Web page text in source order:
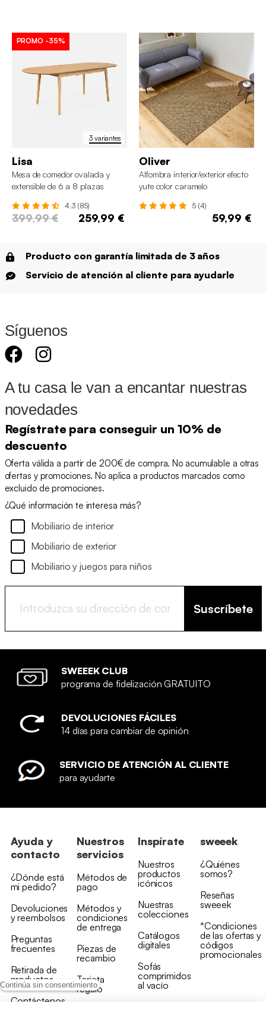
Continúa sin consentimiento
3 variantes
PROMO -35%
Lisa
Mesa de comedor ovalada y
extensible de 6 a 8 plazas
4.3 (85)
399,99 € 259,99 €
Oliver
Alfombra interior/exterior efecto
yute color caramelo
5 (4)
59,99 €
Producto con garantía limitada de 3 años
Servicio de atención al cliente para ayudarle
Síguenos
A tu casa le van a encantar nuestras
novedades
Regístrate para conseguir un 10% de
descuento
Oferta válida a partir de 200€ de compra. No acumulable a otras
ofertas y promociones. No aplica a productos marcados como
excluido de promociones.
¿Qué información te interesa más?
Mobiliario de interior
Mobiliario de exterior
Mobiliario y juegos para niños
Suscríbete
SWEEEK CLUB
programa de fidelización GRATUITO
DEVOLUCIONES FÁCILES
14 días para cambiar de opinión
SERVICIO DE ATENCIÓN AL CLIENTE
para ayudarte
Ayuda y
contacto
¿Dónde está
mi pedido?
Devoluciones
y reembolsos
Preguntas
frecuentes
Retirada de
productos
Contáctenos
Nuestros
servicios
Métodos de
pago
Métodos y
condiciones
de entrega
Piezas de
recambio
Tarjeta
regalo
Inspírate
Nuestros
productos
icónicos
Nuestras
colecciones
Catálogos
digitales
Sofás
comprimidos
al vacío
sweeek
¿Quiénes
somos?
Reseñas
sweeek
*Condiciones
de las ofertas y
códigos
promocionales